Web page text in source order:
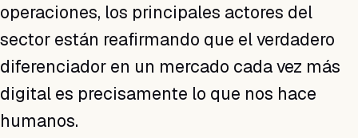
operaciones, los principales actores del
sector están reafirmando que el verdadero
diferenciador en un mercado cada vez más
digital es precisamente lo que nos hace
humanos.